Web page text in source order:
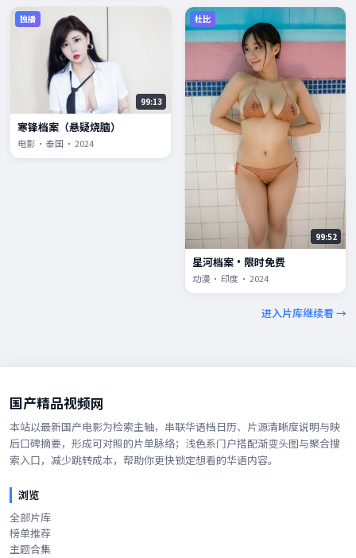
独播
99:13
寒锋档案（悬疑烧脑）
电影 · 泰国 · 2024
杜比
99:52
星河档案·限时免费
动漫 · 印度 · 2024
进入片库继续看 →
国产精品视频网
本站以最新国产电影为检索主轴，串联华语档日历、片源清晰度说明与映
后口碑摘要，形成可对照的片单脉络；浅色系门户搭配渐变头图与聚合搜
索入口，减少跳转成本，帮助你更快锁定想看的华语内容。
浏览
全部片库
榜单推荐
主题合集